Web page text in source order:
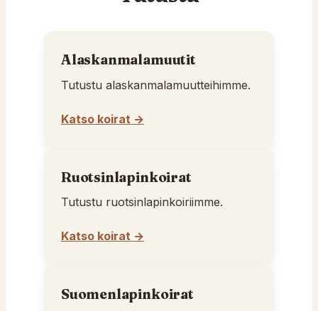
Alaskanmalamuutit
Tutustu alaskanmalamuutteihimme.
Katso koirat →
Ruotsinlapinkoirat
Tutustu ruotsinlapinkoiriimme.
Katso koirat →
Suomenlapinkoirat